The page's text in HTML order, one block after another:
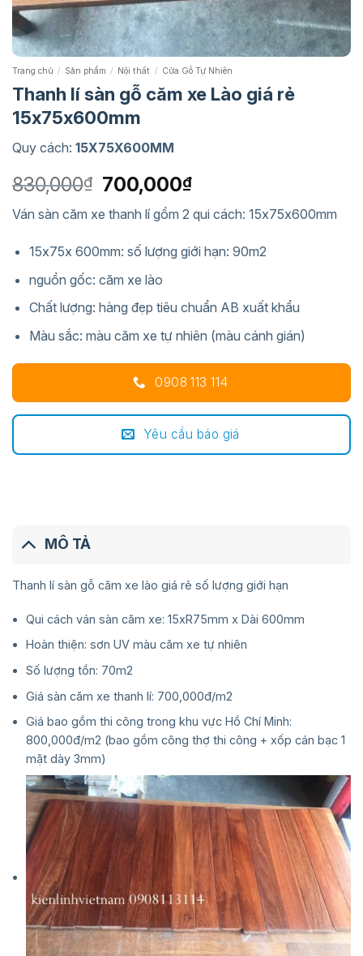
Trang chủ / Sản phẩm / Nội thất / Cửa Gỗ Tự Nhiên
Thanh lí sàn gỗ căm xe Lào giá rẻ
15x75x600mm
Quy cách: 15X75X600MM
830,000₫
Giá
gốc
là:
830,000₫.
700,000₫Giá
hiện
tại
là:
700,000₫.
Ván sàn căm xe thanh lí gồm 2 qui cách: 15x75x600mm
15x75x 600mm: số lượng giới hạn: 90m2
nguồn gốc: căm xe lào
Chất lượng: hàng đẹp tiêu chuẩn AB xuất khẩu
Màu sắc: màu căm xe tự nhiên (màu cánh gián)
0908 113 114
Yêu cầu báo giá
MÔ TẢ
Thanh lí sàn gỗ căm xe lào giá rẻ số lượng giới hạn
Qui cách ván sàn căm xe: 15xR75mm x Dài 600mm
Hoàn thiện: sơn UV màu căm xe tự nhiên
Số lượng tồn: 70m2
Giá sàn căm xe thanh lí: 700,000đ/m2
Giá bao gồm thi công trong khu vực Hồ Chí Minh:
800,000đ/m2 (bao gồm công thợ thi công + xốp cán bạc 1
mặt dày 3mm)